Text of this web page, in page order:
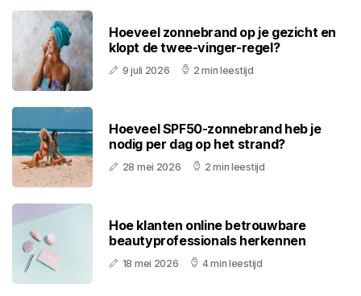
Hoeveel zonnebrand op je gezicht en
klopt de twee-vinger-regel?
9 juli 2026 2 min leestijd
Hoeveel SPF50-zonnebrand heb je
nodig per dag op het strand?
28 mei 2026 2 min leestijd
Hoe klanten online betrouwbare
beautyprofessionals herkennen
18 mei 2026 4 min leestijd